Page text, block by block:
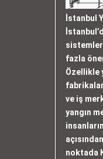
İstanbul
fazla
Özellikle
ve iş
yangın
noktada